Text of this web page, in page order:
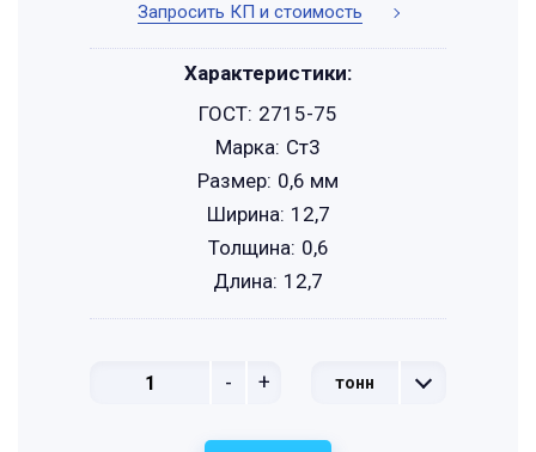
Запросить КП и стоимость
- + тонн
Характеристики:
ГОСТ: 2715-75
Марка: Ст3
Размер: 0,6 мм
Ширина: 12,7
Толщина: 0,6
Длина: 12,7